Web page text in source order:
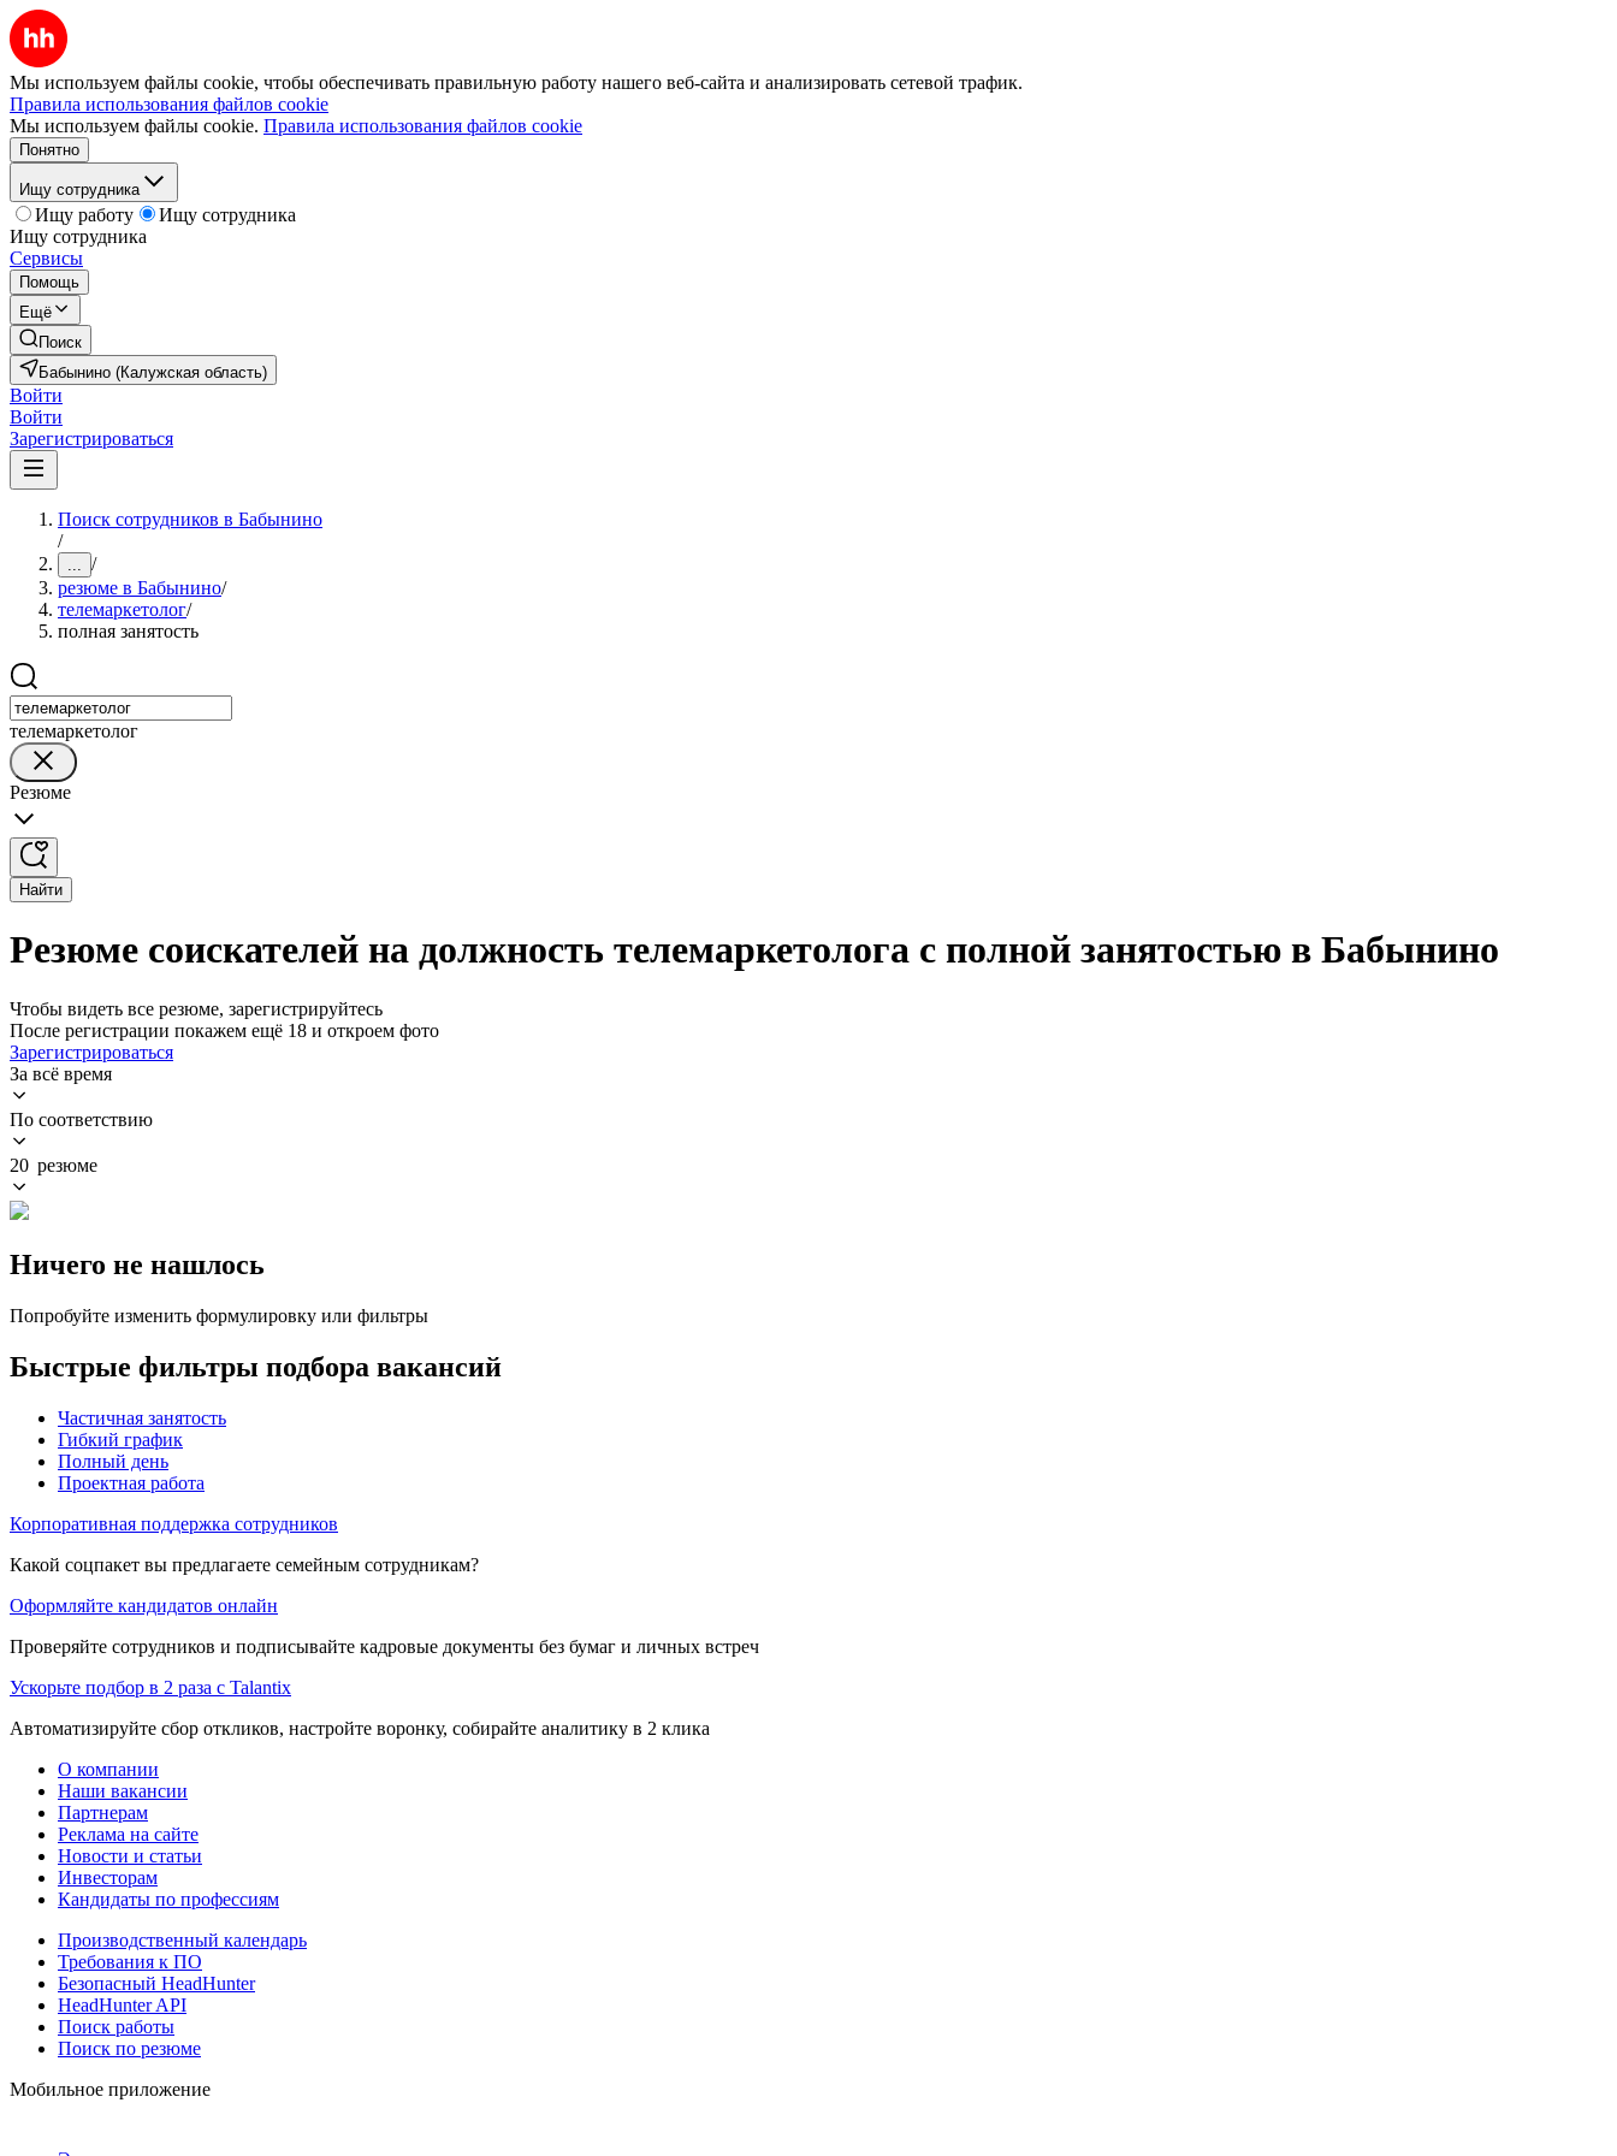
Мы используем файлы cookie, чтобы обеспечивать правильную работу нашего веб-сайта и анализировать сетевой трафик.
Правила использования файлов cookie
Мы используем файлы cookie. Правила использования файлов cookie
Понятно
Ищу сотрудника
Ищу работу
Ищу сотрудника
Ищу сотрудника
Сервисы
Помощь
Ещё
Поиск
Бабынино (Калужская область)
Войти
Войти
Зарегистрироваться
Поиск сотрудников в Бабынино
/
... /
резюме в Бабынино/
телемаркетолог/
полная занятость
телемаркетолог
Резюме
Найти
Резюме соискателей на должность телемаркетолога с полной занятостью в Бабынино
Чтобы видеть все резюме, зарегистрируйтесь
После регистрации покажем ещё 18 и откроем фото
Зарегистрироваться
За всё время
По соответствию
20 резюме
Ничего не нашлось
Попробуйте изменить формулировку или фильтры
Быстрые фильтры подбора вакансий
Частичная занятость
Гибкий график
Полный день
Проектная работа
Корпоративная поддержка сотрудников
Какой соцпакет вы предлагаете семейным сотрудникам?
Оформляйте кандидатов онлайн
Проверяйте сотрудников и подписывайте кадровые документы без бумаг и личных встреч
Ускорьте подбор в 2 раза с Talantix
Автоматизируйте сбор откликов, настройте воронку, собирайте аналитику в 2 клика
О компании
Наши вакансии
Партнерам
Реклама на сайте
Новости и статьи
Инвесторам
Кандидаты по профессиям
Производственный календарь
Требования к ПО
Безопасный HeadHunter
HeadHunter API
Поиск работы
Поиск по резюме
Мобильное приложение